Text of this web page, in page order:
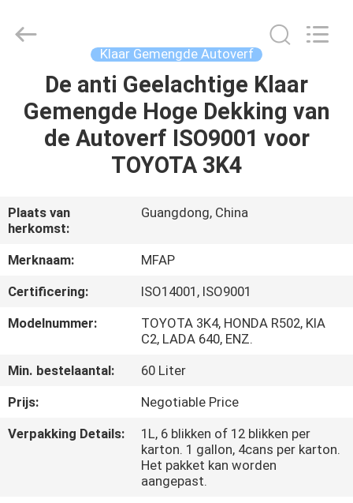
HUIS
PRODUCTEN
ONS
FABRIEKSREIS
KWALITEITSCONTROLE
CONTACTEER
ONS
NIEUWS
Co.,Ltd..
Klaar Gemengde Autoverf
De anti Geelachtige Klaar
Gemengde Hoge Dekking van
de Autoverf ISO9001 voor
TOYOTA 3K4
Plaats van
herkomst:
Guangdong, China
Merknaam:
MFAP
Certificering:
ISO14001, ISO9001
Modelnummer:
TOYOTA 3K4, HONDA R502, KIA
C2, LADA 640, ENZ.
Min. bestelaantal:
60 Liter
Prijs:
Negotiable Price
Verpakking Details:
1L, 6 blikken of 12 blikken per
karton. 1 gallon, 4cans per karton.
Het pakket kan worden
aangepast.